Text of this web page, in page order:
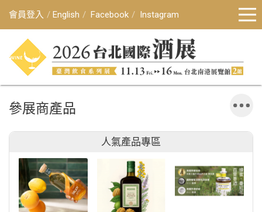
會員登入 English Facebook Instagram
參展商產品
人氣產品專區